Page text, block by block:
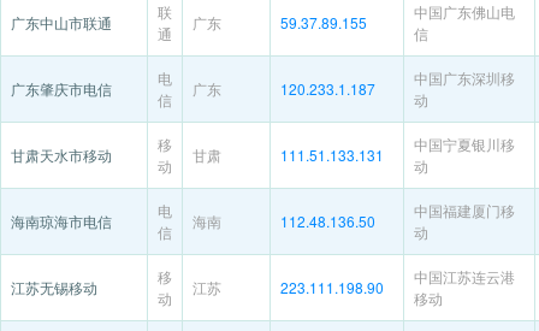
广东中山市联通
联
通
广东 59.37.89.155
中国广东佛山电
信
广东肇庆市电信
电
信
广东 120.233.1.187
中国广东深圳移
动
甘肃天水市移动
移
动
甘肃 111.51.133.131
中国宁夏银川移
动
海南琼海市电信
电
信
海南 112.48.136.50
中国福建厦门移
动
江苏无锡移动
移
动
江苏 223.111.198.90
中国江苏连云港
移动